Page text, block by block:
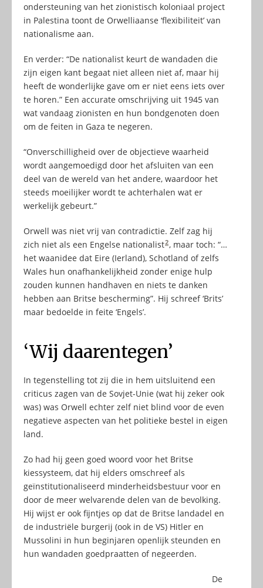
ondersteuning van het zionistisch koloniaal project
in Palestina toont de Orwelliaanse ‘flexibiliteit’ van
nationalisme aan.
En verder: “De nationalist keurt de wandaden die
zijn eigen kant begaat niet alleen niet af, maar hij
heeft de wonderlijke gave om er niet eens iets over
te horen.” Een accurate omschrijving uit 1945 van
wat vandaag zionisten en hun bondgenoten doen
om de feiten in Gaza te negeren.
“Onverschilligheid over de objectieve waarheid
wordt aangemoedigd door het afsluiten van een
deel van de wereld van het andere, waardoor het
steeds moeilijker wordt te achterhalen wat er
werkelijk gebeurt.”
Orwell was niet vrij van contradictie. Zelf zag hij
zich niet als een Engelse nationalist2, maar toch: “…
het waanidee dat Eire (Ierland), Schotland of zelfs
Wales hun onafhankelijkheid zonder enige hulp
zouden kunnen handhaven en niets te danken
hebben aan Britse bescherming”. Hij schreef ‘Brits’
maar bedoelde in feite ‘Engels’.
‘Wij daarentegen’
In tegenstelling tot zij die in hem uitsluitend een
criticus zagen van de Sovjet-Unie (wat hij zeker ook
was) was Orwell echter zelf niet blind voor de even
negatieve aspecten van het politieke bestel in eigen
land.
Zo had hij geen goed woord voor het Britse
kiessysteem, dat hij elders omschreef als
geïnstitutionaliseerd minderheidsbestuur voor en
door de meer welvarende delen van de bevolking.
Hij wijst er ook fijntjes op dat de Britse landadel en
de industriële burgerij (ook in de VS) Hitler en
Mussolini in hun beginjaren openlijk steunden en
hun wandaden goedpraatten of negeerden.
De